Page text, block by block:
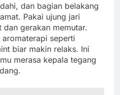
dan bagian belakang
Pakai ujung jari
gerakan memutar.
seperti
biar makin relaks. Ini
merasa kepala tegang